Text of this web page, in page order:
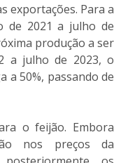
exportações. Para a
de 2021 a julho de
produção a ser
a julho de 2023, o
a 50%, passando de
o feijão. Embora
nos preços da